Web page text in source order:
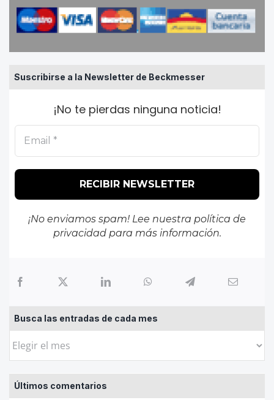
Suscribirse a la Newsletter de Beckmesser
¡No te pierdas ninguna noticia!
¡No enviamos spam! Lee nuestra política de
privacidadpara más información.
Busca las entradas de cada mes
Busca
entradas
de
Últimos comentarios